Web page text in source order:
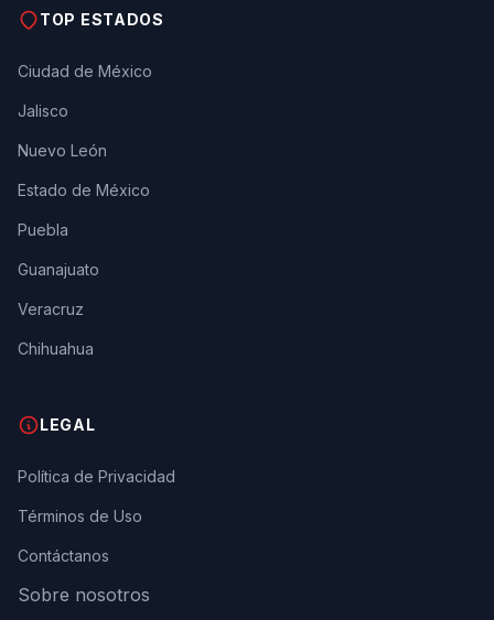
TOP ESTADOS
Ciudad de México
Jalisco
Nuevo León
Estado de México
Puebla
Guanajuato
Veracruz
Chihuahua
LEGAL
Política de Privacidad
Términos de Uso
Contáctanos
Sobre nosotros